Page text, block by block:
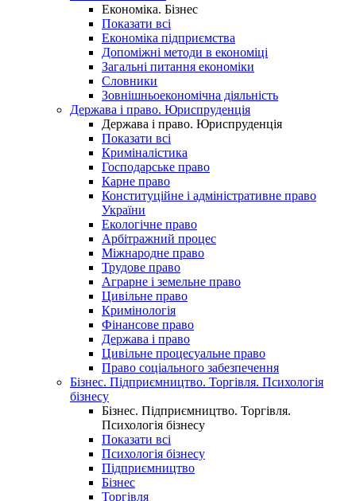
Економіка. Бізнес
Показати всі
Економіка підприємства
Допоміжні методи в економіці
Загальні питання економіки
Словники
Зовнішньоекономічна діяльність
Держава і право. Юриспруденція
Держава і право. Юриспруденція
Показати всі
Криміналістика
Господарське право
Карне право
Конституційне і адміністративне право
України
Екологічне право
Арбітражний процес
Міжнародне право
Трудове право
Аграрне і земельне право
Цивільне право
Кримінологія
Фінансове право
Держава і право
Цивільне процесуальне право
Право соціального забезпечення
Бізнес. Підприємництво. Торгівля. Психологія
бізнесу
Бізнес. Підприємництво. Торгівля.
Психологія бізнесу
Показати всі
Психологія бізнесу
Підприємництво
Бізнес
Торгівля